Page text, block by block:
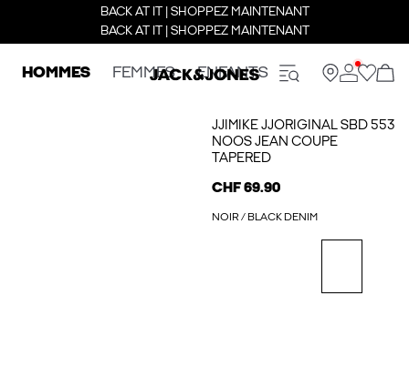
BACK AT IT | SHOPPEZ MAINTENANT
BACK AT IT | SHOPPEZ MAINTENANT
HOMMES FEMMES ENFANTS
JJIMIKE JJORIGINAL SBD 553
NOOS JEAN COUPE
TAPERED
CHF 69.90
NOIR / BLACK DENIM